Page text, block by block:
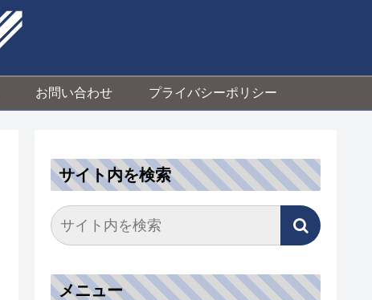
お問い合わせ プライバシーポリシー
サイト内を検索
メニュー